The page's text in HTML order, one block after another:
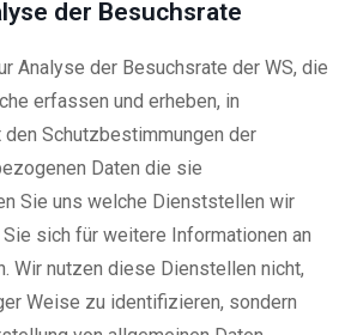
der Besuchsrate
Analyse der Besuchsrate der WS, die
erfassen und erheben, in
Schutzbestimmungen der
Daten die sie
Sie uns welche Dienststellen wir
sich für weitere Informationen an
Wir nutzen diese Dienstellen nicht,
Weise zu identifizieren, sondern